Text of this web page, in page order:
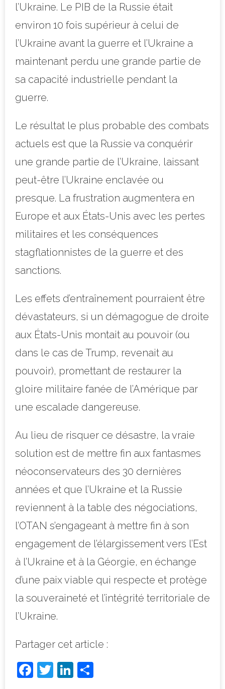
l’Ukraine. Le PIB de la Russie était
environ 10 fois supérieur à celui de
l’Ukraine avant la guerre et l’Ukraine a
maintenant perdu une grande partie de
sa capacité industrielle pendant la
guerre.
Le résultat le plus probable des combats
actuels est que la Russie va conquérir
une grande partie de l’Ukraine, laissant
peut-être l’Ukraine enclavée ou
presque. La frustration augmentera en
Europe et aux États-Unis avec les pertes
militaires et les conséquences
stagflationnistes de la guerre et des
sanctions.
Les effets d’entraînement pourraient être
dévastateurs, si un démagogue de droite
aux États-Unis montait au pouvoir (ou
dans le cas de Trump, revenait au
pouvoir), promettant de restaurer la
gloire militaire fanée de l’Amérique par
une escalade dangereuse.
Au lieu de risquer ce désastre, la vraie
solution est de mettre fin aux fantasmes
néoconservateurs des 30 dernières
années et que l’Ukraine et la Russie
reviennent à la table des négociations,
l’OTAN s’engageant à mettre fin à son
engagement de l’élargissement vers l’Est
à l’Ukraine et à la Géorgie, en échange
d’une paix viable qui respecte et protège
la souveraineté et l’intégrité territoriale de
l’Ukraine.
Partager cet article :
F
T
Li